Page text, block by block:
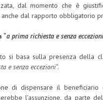
dal momento che è
dal rapporto obbligatorio
“a prima richiesta e senza eccezioni
si basa sulla presenza della
e senza eccezioni“.
di dispensare il
l’assunzione, da parte